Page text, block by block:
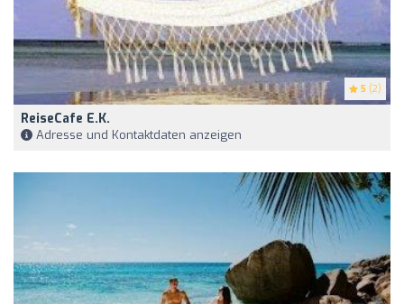
5 (2)
ReiseCafe E.K.
Adresse und Kontaktdaten anzeigen